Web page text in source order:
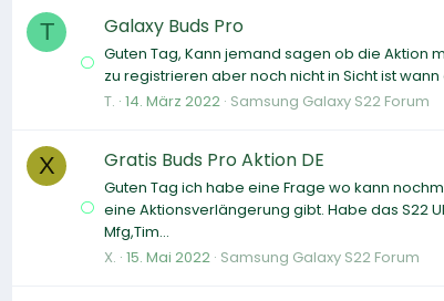
T Galaxy Buds Pro
Guten Tag, Kann jemand sagen ob die Aktion
zu registrieren aber noch nicht in Sicht ist wann
T. 14. März 2022 Samsung Galaxy S22 Forum
X Gratis Buds Pro Aktion DE
Guten Tag ich habe eine Frage wo kann
eine Aktionsverlängerung gibt. Habe das S22
Mfg,Tim...
X. 15. Mai 2022 Samsung Galaxy S22 Forum